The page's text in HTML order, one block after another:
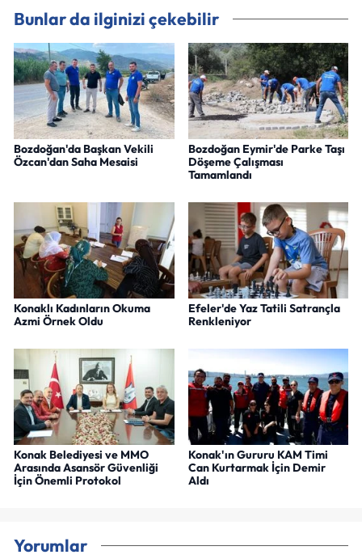
Bunlar da ilginizi çekebilir
Bozdoğan'da Başkan Vekili
Özcan'dan Saha Mesaisi
Bozdoğan Eymir'de Parke Taşı
Döşeme Çalışması
Tamamlandı
Konaklı Kadınların Okuma
Azmi Örnek Oldu
Efeler'de Yaz Tatili Satrançla
Renkleniyor
Konak Belediyesi ve MMO
Arasında Asansör Güvenliği
İçin Önemli Protokol
Konak'ın Gururu KAM Timi
Can Kurtarmak İçin Demir
Aldı
Yorumlar